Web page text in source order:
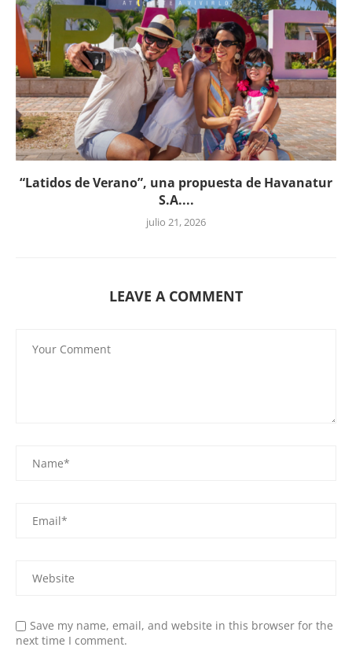
“Latidos de Verano”, una propuesta de Havanatur
S.A....
julio 21, 2026
LEAVE A COMMENT
Save my name, email, and website in this browser for the
next time I comment.